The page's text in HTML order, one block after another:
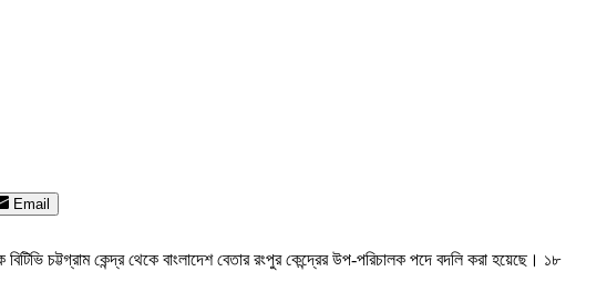
Email
চট্টগ্রাম কেন্দ্র থেকে বাংলাদেশ বেতার রংপুর কেন্দ্রের উপ-পরিচালক পদে বদলি করা হয়েছে। ১৮